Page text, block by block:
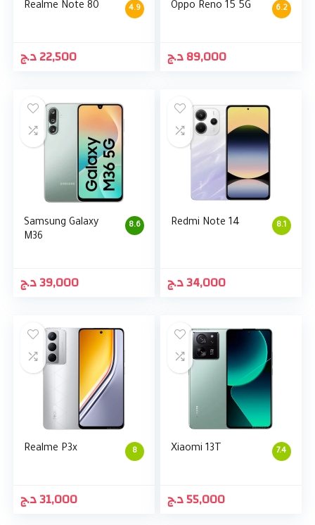
4.9
Realme Note 80
22,500د.ج
6.2
Oppo Reno 15 5G
89,000د.ج
8.6
Samsung Galaxy
M36
39,000د.ج
8.1
Redmi Note 14
34,000د.ج
8
Realme P3x
31,000د.ج
7.4
Xiaomi 13T
55,000د.ج